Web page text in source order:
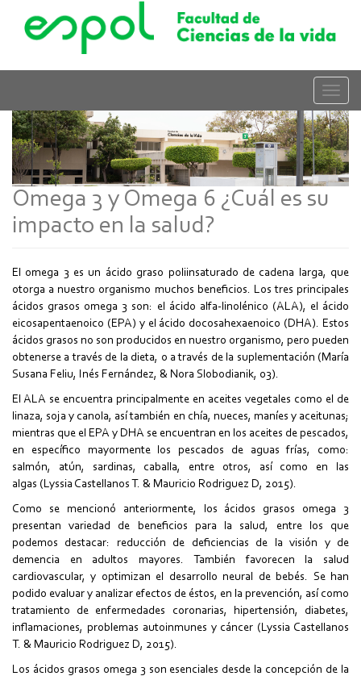
contenido
Toggle
Omega 3 y Omega 6 ¿Cuál es su
impacto en la salud?
El omega 3 es un ácido graso poliinsaturado de cadena larga, que
otorga a nuestro organismo muchos beneficios. Los tres principales
ácidos grasos omega 3 son: el ácido alfa-linolénico (ALA), el ácido
eicosapentaenoico (EPA) y el ácido docosahexaenoico (DHA). Estos
ácidos grasos no son producidos en nuestro organismo, pero pueden
obtenerse a través de la dieta, o a través de la suplementación (María
Susana Feliu, Inés Fernández, & Nora Slobodianik, 03).
El ALA se encuentra principalmente en aceites vegetales como el de
linaza, soja y canola, así también en chía, nueces, maníes y aceitunas;
mientras que el EPA y DHA se encuentran en los aceites de pescados,
en específico mayormente los pescados de aguas frías, como:
salmón, atún, sardinas, caballa, entre otros, así como en las
algas (Lyssia Castellanos T. & Mauricio Rodriguez D, 2015).
Como se mencionó anteriormente, los ácidos grasos omega 3
presentan variedad de beneficios para la salud, entre los que
podemos destacar: reducción de deficiencias de la visión y de
demencia en adultos mayores. También favorecen la salud
cardiovascular, y optimizan el desarrollo neural de bebés. Se han
podido evaluar y analizar efectos de éstos, en la prevención, así como
tratamiento de enfermedades coronarias, hipertensión, diabetes,
inflamaciones, problemas autoinmunes y cáncer (Lyssia Castellanos
T. & Mauricio Rodriguez D, 2015).
Los ácidos grasos omega 3 son esenciales desde la concepción de la